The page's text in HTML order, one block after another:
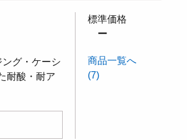
グ・ケーシ
耐酸・耐ア
標準価格
ー
商品一覧へ
(7)